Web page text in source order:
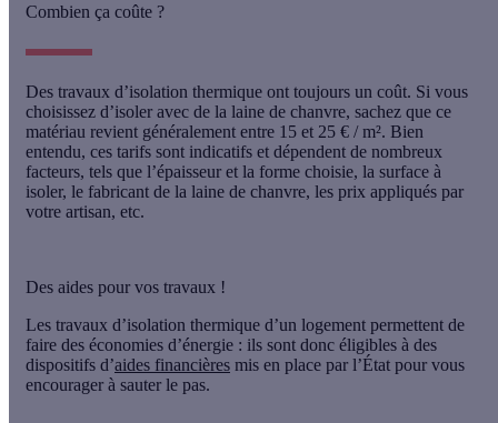
Combien ça coûte ?
Des travaux d’isolation thermique ont toujours un coût. Si vous
choisissez d’isoler avec de la laine de chanvre, sachez que ce
matériau revient généralement entre 15 et 25 € / m². Bien
entendu, ces tarifs sont indicatifs et dépendent de nombreux
facteurs, tels que l’épaisseur et la forme choisie, la surface à
isoler, le fabricant de la laine de chanvre, les prix appliqués par
votre artisan, etc.
Des aides pour vos travaux !
Les travaux d’isolation thermique d’un logement permettent de
faire des économies d’énergie : ils sont donc éligibles à des
dispositifs d’aides financières mis en place par l’État pour vous
encourager à sauter le pas.